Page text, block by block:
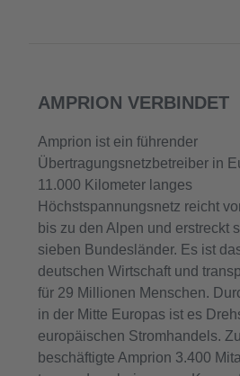
AMPRION VERBINDET
Amprion ist ein führender
Übertragungsnetzbetreiber in
11.000 Kilometer langes
Höchstspannungsnetz reicht
bis zu den Alpen und erstreckt
sieben Bundesländer. Es ist
deutschen Wirtschaft und
für 29 Millionen Menschen.
in der Mitte Europas ist es
europäischen Stromhandels.
beschäftigte Amprion 3.400